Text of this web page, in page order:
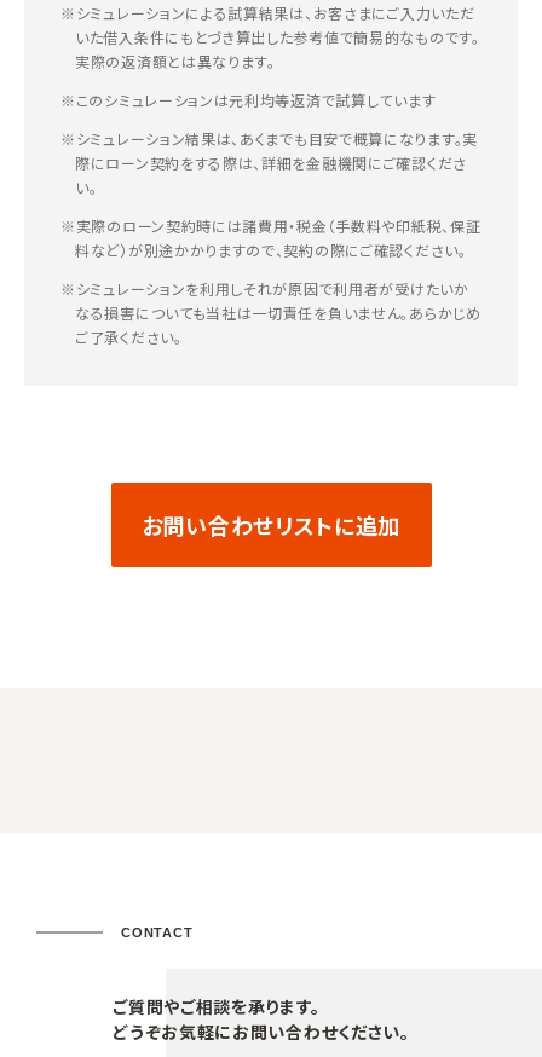
※シミュレーションによる試算結果は、お客さまにご入力いただ
いた借入条件にもとづき算出した参考値で簡易的なものです。
実際の返済額とは異なります。
※このシミュレーションは元利均等返済で試算しています
※シミュレーション結果は、あくまでも目安で概算になります。実
際にローン契約をする際は、詳細を金融機関にご確認くださ
い。
※実際のローン契約時には諸費用・税金（手数料や印紙税、保証
料など）が別途かかりますので、契約の際にご確認ください。
※シミュレーションを利用しそれが原因で利用者が受けたいか
なる損害についても当社は一切責任を負いません。あらかじめ
ご了承ください。
お問い合わせリストに追加
CONTACT
ご質問やご相談を承ります。
どうぞお気軽にお問い合わせください。